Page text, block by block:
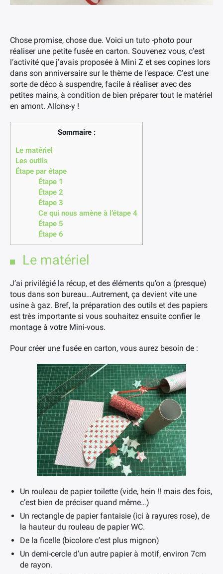
Chose promise, chose due. Voici un tuto -photo pour
réaliser une petite fusée en carton. Souvenez vous, c’est
l’activité que j’avais proposée à Mini Z et ses copines lors
dans son anniversaire sur le thème de l’espace. C’est une
sorte de déco à suspendre, facile à réaliser avec des
petites mains, à condition de bien préparer tout le matériel
en amont. Allons-y !
Sommaire :
Le matériel
Les outils
Étape par étape
Étape 1
Étape 2
Étape 3
Ce qui nous amène à l’étape 4
Étape 5
Étape 6
Le matériel
J’ai privilégié la récup, et des éléments qu’on a (presque)
tous dans son bureau…Autrement, ça devient vite une
usine à gaz. Bref, la préparation des outils et des papiers
est très importante si vous souhaitez ensuite confier le
montage à votre Mini-vous.
Pour créer une fusée en carton, vous aurez besoin de :
Un rouleau de papier toilette (vide, hein !! mais des fois,
c’est bien de préciser quand même…)
Un rectangle de papier fantaisie (ici à rayures rose), de
la hauteur du rouleau de papier WC.
De la ficelle (bicolore c’est plus mignon)
Un demi-cercle d’un autre papier à motif, environ 7cm
de rayon.